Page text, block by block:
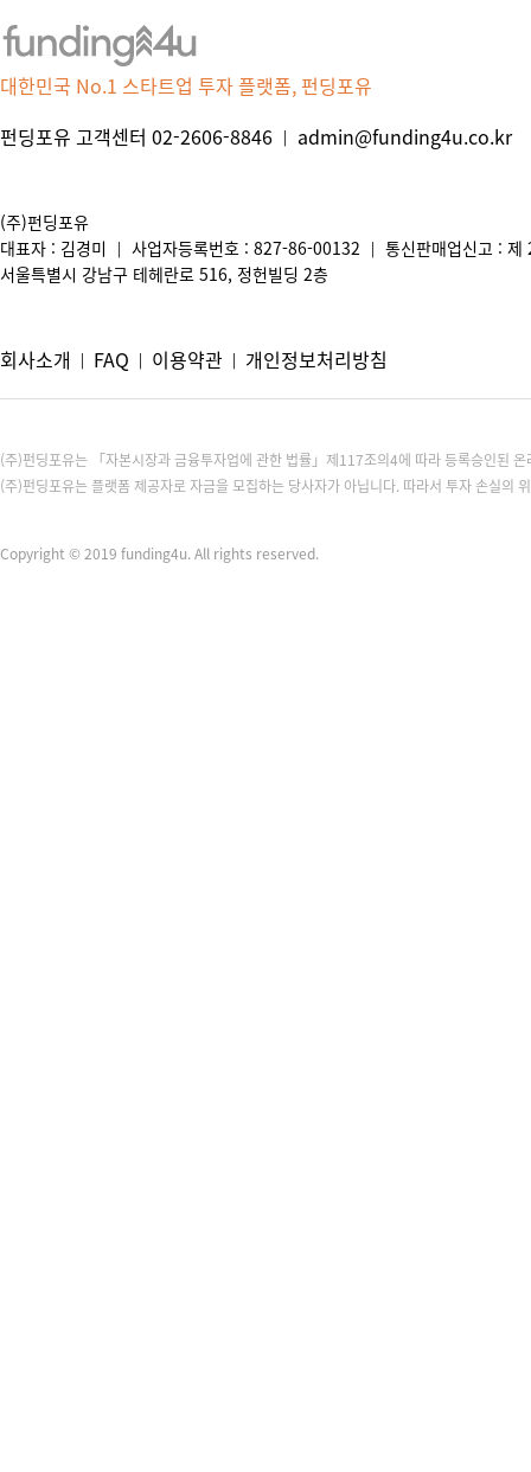
대한민국 No.1 스타트업 투자 플랫폼, 펀딩포유
펀딩포유 고객센터 02-2606-8846 | admin@funding4u.co.kr
(주)펀딩포유
대표자 : 김경미
| 사업자등록번호 : 827-86-00132 | 통신판매업신고 :
서울특별시 강남구 테헤란로 516, 정헌빌딩 2층
회사소개 | FAQ | 이용약관 | 개인정보처리방침
(주)펀딩포유는 「자본시장과 금융투자업에 관한 법률」제117조의4에 따라 등록승인된
(주)펀딩포유는 플랫폼 제공자로 자금을 모집하는 당사자가 아닙니다. 따라서 투자 손실의
Copyright © 2019 funding4u. All rights reserved.